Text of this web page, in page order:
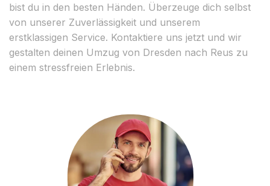
bist du in den besten Händen. Überzeuge dich selbst
von unserer Zuverlässigkeit und unserem
erstklassigen Service. Kontaktiere uns jetzt und wir
gestalten deinen Umzug von Dresden nach Reus zu
einem stressfreien Erlebnis.